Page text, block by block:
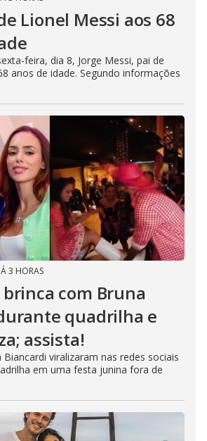
Lionel Messi aos 68
feira, dia 8, Jorge Messi, pai de
anos de idade. Segundo informações
3 HORAS
brinca com Bruna
quadrilha e
assista!
Biancardi viralizaram nas redes sociais
em uma festa junina fora de